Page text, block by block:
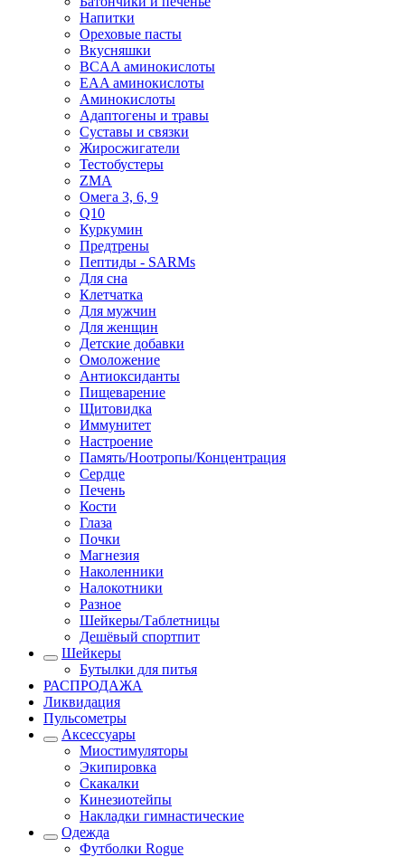
Напитки
Ореховые пасты
Вкусняшки
BCAA аминокислоты
EAA аминокислоты
Аминокислоты
Адаптогены и травы
Суставы и связки
Жиросжигатели
Тестобустеры
ZMA
Омега 3, 6, 9
Q10
Куркумин
Предтрены
Пептиды - SARMs
Для сна
Клетчатка
Для мужчин
Для женщин
Детские добавки
Омоложение
Антиоксиданты
Пищеварение
Щитовидка
Иммунитет
Настроение
Память/Ноотропы/Концентрация
Сердце
Печень
Кости
Глаза
Почки
Магнезия
Наколенники
Налокотники
Разное
Шейкеры/Таблетницы
Дешёвый спортпит
Шейкеры
Бутылки для питья
РАСПРОДАЖА
Ликвидация
Пульсометры
Аксессуары
Миостимуляторы
Экипировка
Скакалки
Кинезиотейпы
Накладки гимнастические
Одежда
Футболки Rogue